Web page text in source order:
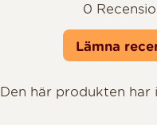
0
Lämna
Den här produkten har